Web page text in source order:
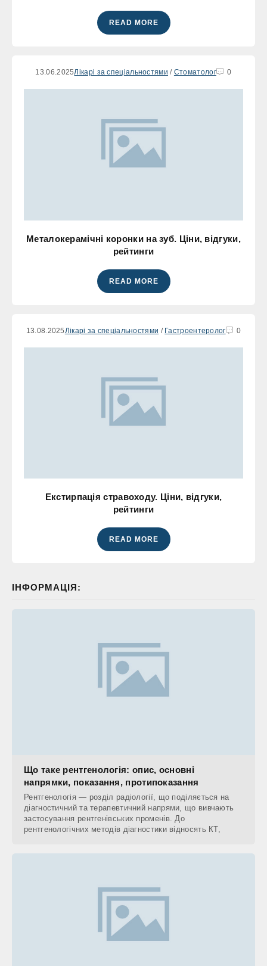
READ MORE
13.06.2025Лікарі за спеціальностями / Стоматолог 0
Металокерамічні коронки на зуб. Ціни, відгуки,
рейтинги
READ MORE
13.08.2025 Лікарі за спеціальностями / Гастроентеролог 0
Екстирпація стравоходу. Ціни, відгуки,
рейтинги
READ MORE
ІНФОРМАЦІЯ:
Що таке рентгенологія: опис, основні
напрямки, показання, протипоказання
Рентгенологія — розділ радіології, що поділяється на
діагностичний та терапевтичний напрями, що вивчають
застосування рентгенівських променів. До
рентгенологічних методів діагностики відносять КТ,